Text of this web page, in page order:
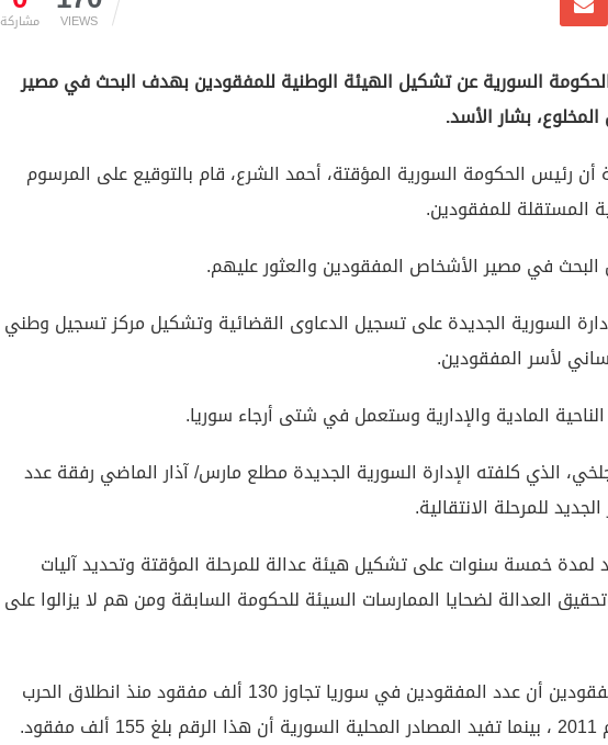
مشاركة VIEWS
الحكومة السورية عن تشكيل الهيئة الوطنية للمفقودين بهدف البحث في مصير
بشار الأسد.
أن رئيس الحكومة السورية المؤقتة، أحمد الشرع، قام بالتوقيع على المرسوم
المستقلة للمفقودين.
في مصير الأشخاص المفقودين والعثور عليهم.
السورية الجديدة على تسجيل الدعاوى القضائية وتشكيل مركز تسجيل وطني
لأسر المفقودين.
المادية والإدارية وستعمل في شتى أرجاء سوريا.
الذي كلفته الإدارة السورية الجديدة مطلع مارس/ آذار الماضي رفقة عدد
للمرحلة الانتقالية.
لمدة خمسة سنوات على تشكيل هيئة عدالة للمرحلة المؤقتة وتحديد آليات
العدالة لضحايا الممارسات السيئة للحكومة السابقة ومن هم لا يزالوا على
هذا وتؤكد اللجنة الدولية للمفقودين أن عدد المفقودين في سوريا تجاوز 130 ألف مفقود منذ انطلاق الحرب